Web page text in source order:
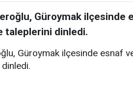
Güroymak ilçesinde
taleplerini dinledi.
Güroymak ilçesinde esnaf